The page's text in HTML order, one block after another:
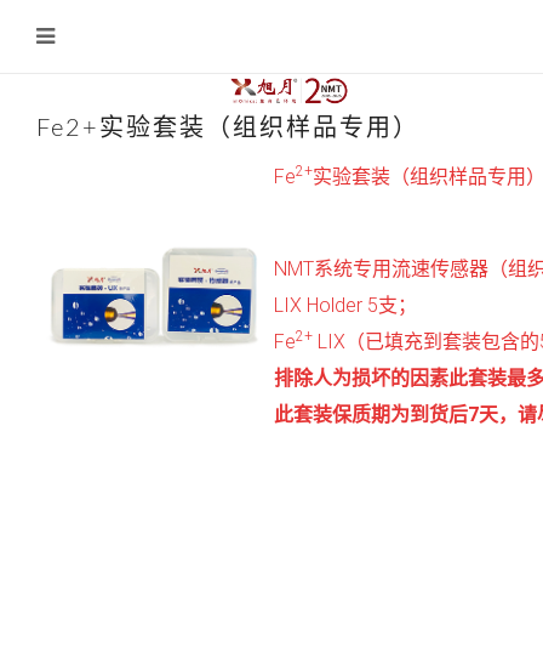
Fe2+实验套装（组织样品专用）
Fe2+实验套装（组织样品专用
NMT系统专用流速传感器（组
LIX Holder 5支；
Fe2+ LIX（已填充到套装包含
排除人为损坏的因素此套装最
此套装保质期为到货后7天，